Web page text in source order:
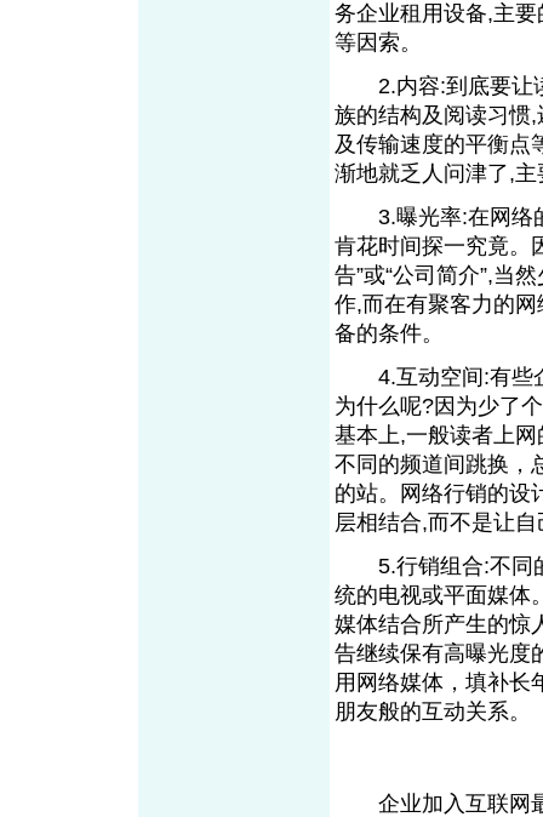
务企业租用设备,主
等因索。
2.内容:到底要让读
族的结构及阅读习惯
及传输速度的平衡点
渐地就乏人问津了,
3.曝光率:在网络的
肯花时间探一究竟。
告”或“公司简介”,当
作,而在有聚客力的
备的条件。
4.互动空间:有些企
为什么呢?因为少了
基本上,一般读者上
不同的频道间跳换，
的站。网络行销的设
层相结合,而不是让
5.行销组合:不同的
统的电视或平面媒体
媒体结合所产生的惊
告继续保有高曝光度
用网络媒体，填补长
朋友般的互动关系。
企业加入互联网最